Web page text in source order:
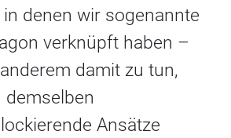
denen wir sogenannte
verknüpft haben –
damit zu tun,
Ansätze